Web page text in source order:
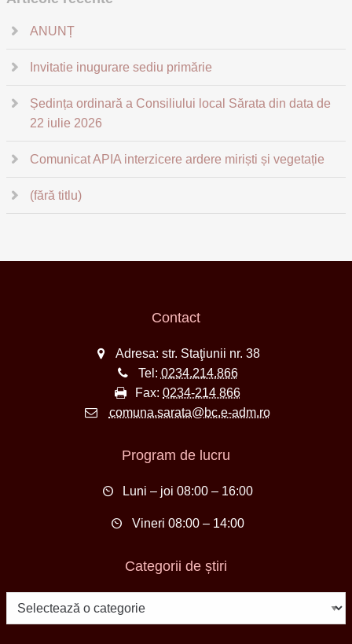
ANUNȚ
Invitatie inugurare sediu primărie
Ședința ordinară a Consiliului local Sărata din data de
22 iulie 2026
Comunicat APIA interzicere ardere miriști și vegetație
(fără titlu)
Contact
Adresa: str. Staţiunii nr. 38
Tel: 0234.214.866
Fax: 0234-214 866
comuna.sarata@bc.e-adm.ro
Program de lucru
Luni – joi 08:00 – 16:00
Vineri 08:00 – 14:00
Categorii de știri
Categorii
de